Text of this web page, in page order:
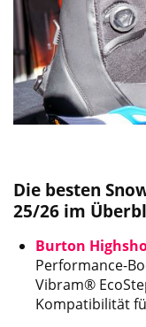
Die besten
25/26 im
Burton
Performance-
Vibram®
Kompatibilität